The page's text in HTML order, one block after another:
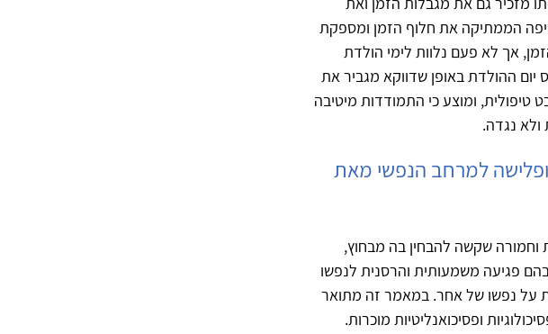
הממתיקה את חלוף הזמן ומספקת
אך לא פעם נלוות לימי הולדת
ההולדת באופן שדווקא מגביר את
ומוצע כי התמודדות מיטיבה
נגדה.
ופלישה למרחב הנפשי מאת
וחמורה שקשה להבחין בה מבחוץ,
פגיעה משמעותית והרסנית לנפשו
על נפשו של אחר. במאמר זה מתואר
ופסיכואנליטיות מוכרות.